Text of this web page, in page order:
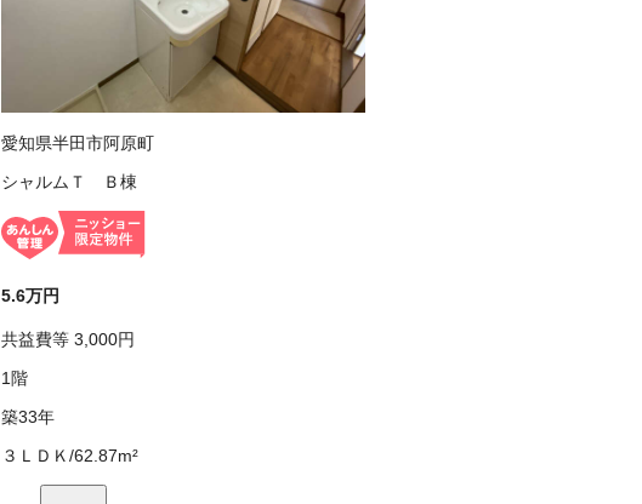
愛知県半田市阿原町
シャルムＴ Ｂ棟
5.6万円
共益費等 3,000円
1階
築33年
３ＬＤＫ/62.87m²